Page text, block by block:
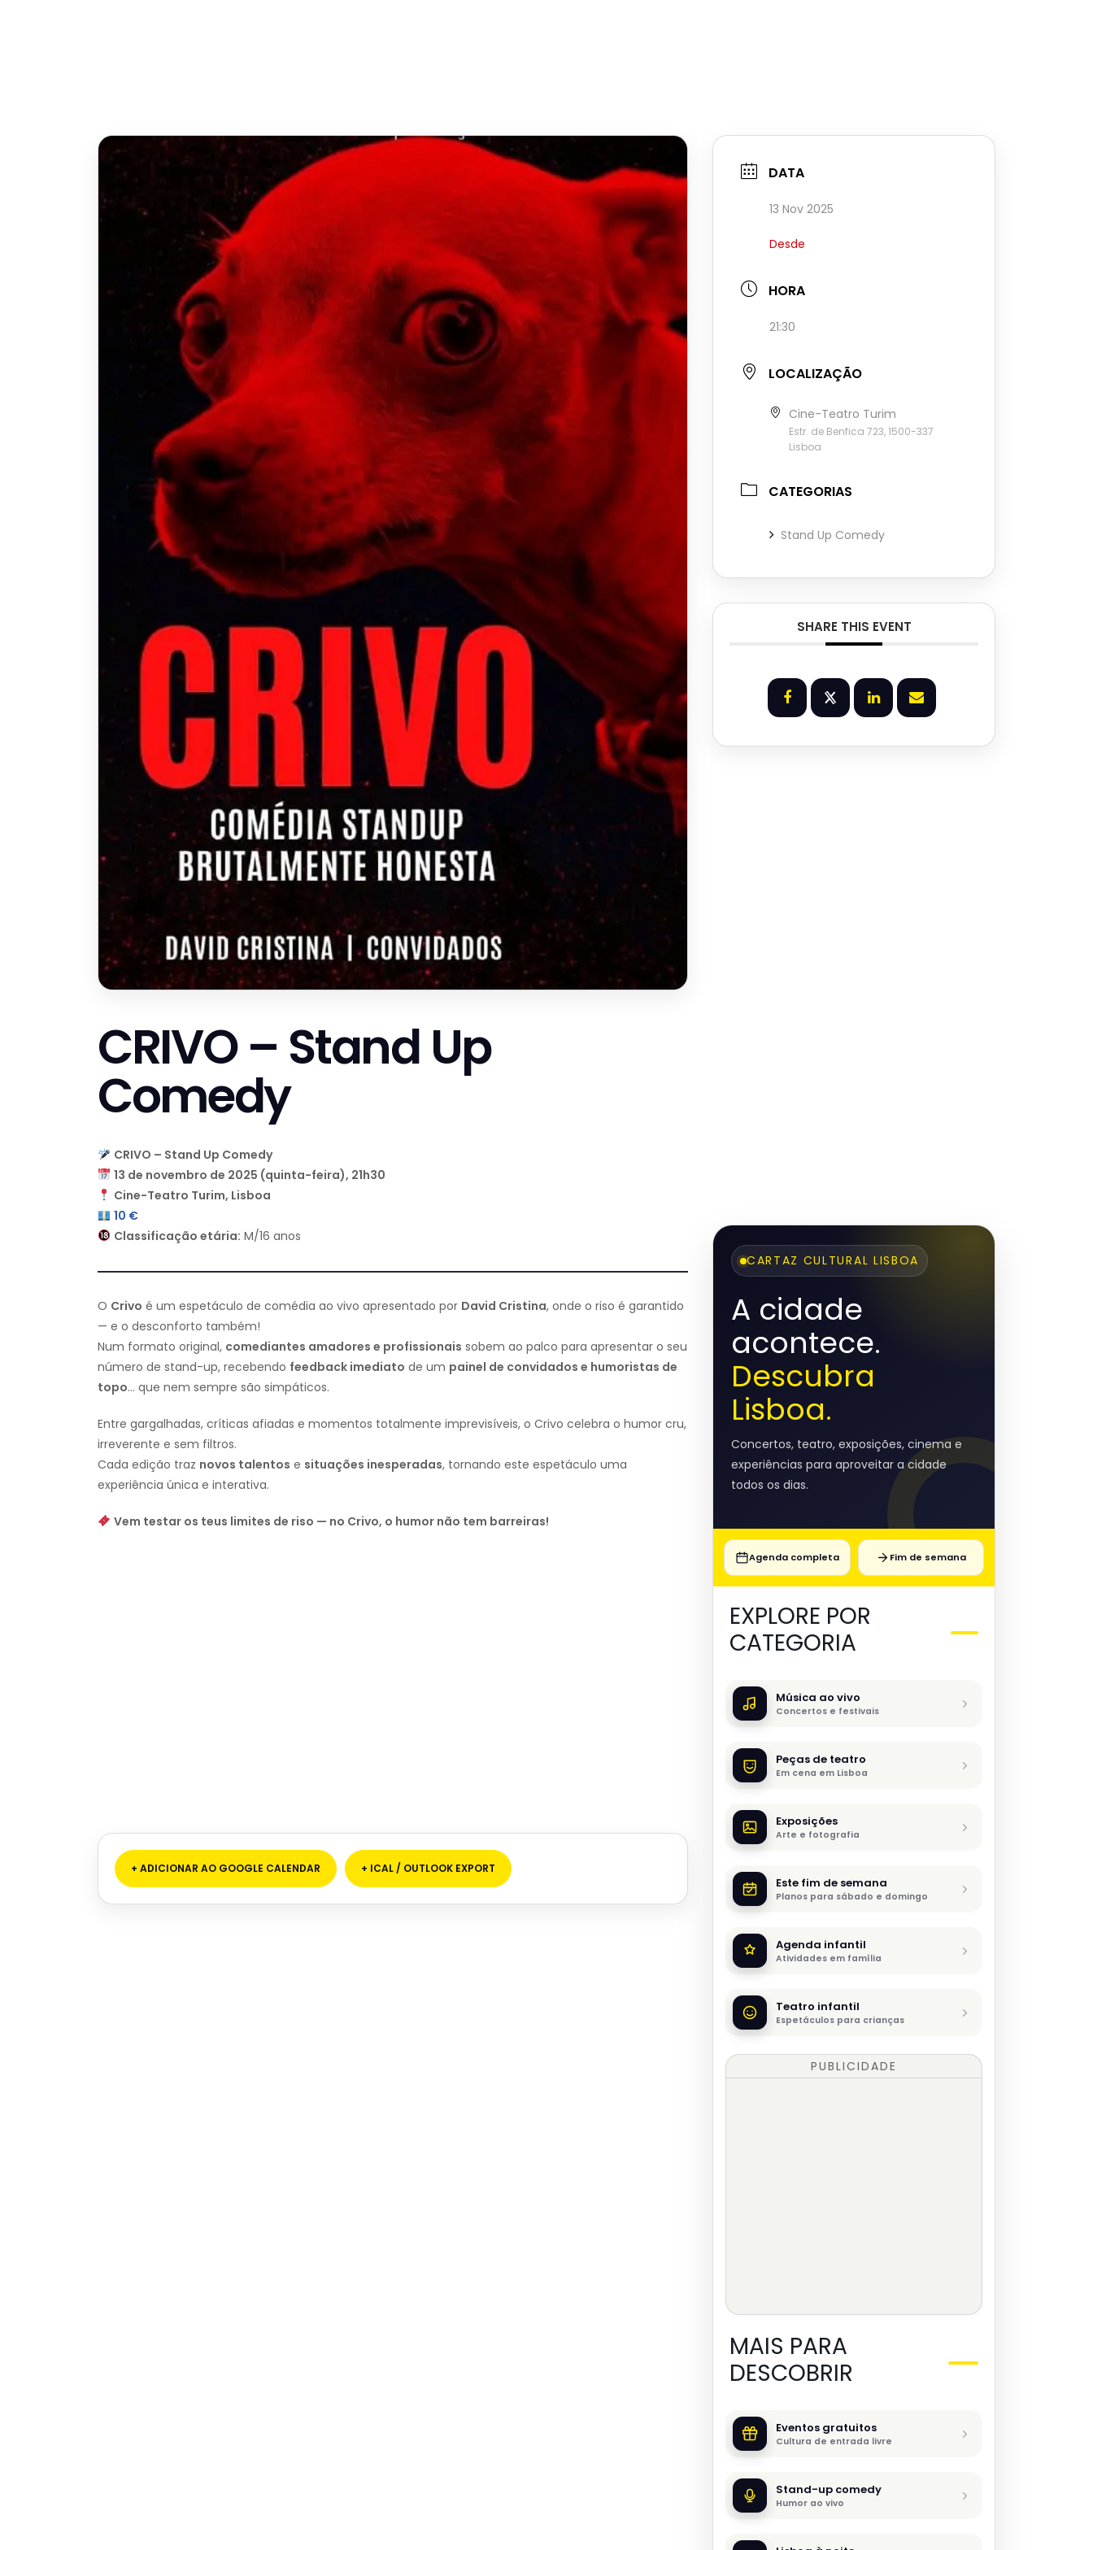
CRIVO – Stand Up
Comedy
CRIVO – Stand Up Comedy
13 de novembro de 2025 (quinta-feira), 21h30
Cine-Teatro Turim, Lisboa
10 €
Classificação etária: M/16 anos
O Crivo é um espetáculo de comédia ao vivo apresentado por David Cristina, onde o riso é garantido
— e o desconforto também!
Num formato original, comediantes amadores e profissionais sobem ao palco para apresentar o seu
número de stand-up, recebendo feedback imediato de um painel de convidados e humoristas de
topo… que nem sempre são simpáticos.
Entre gargalhadas, críticas afiadas e momentos totalmente imprevisíveis, o Crivo celebra o humor cru,
irreverente e sem filtros.
Cada edição traz novos talentos e situações inesperadas, tornando este espetáculo uma
experiência única e interativa.
Vem testar os teus limites de riso — no Crivo, o humor não tem barreiras!
+ ADICIONAR AO GOOGLE CALENDAR + ICAL / OUTLOOK EXPORT
DATA
13 Nov 2025
Desde
HORA
21:30
LOCALIZAÇÃO
Cine-Teatro Turim
Estr. de Benfica 723, 1500-337
Lisboa
CATEGORIAS
Stand Up Comedy
SHARE THIS EVENT
CARTAZ CULTURAL LISBOA
A cidade
acontece.
Descubra
Lisboa.
Concertos, teatro, exposições, cinema e
experiências para aproveitar a cidade
todos os dias.
Agenda completa Fim de semana
EXPLORE POR
CATEGORIA
Música ao vivo
Concertos e festivais
Peças de teatro
Em cena em Lisboa
Exposições
Arte e fotografia
Este fim de semana
Planos para sábado e domingo
Agenda infantil
Atividades em família
Teatro infantil
Espetáculos para crianças
PUBLICIDADE
MAIS PARA
DESCOBRIR
Eventos gratuitos
Cultura de entrada livre
Stand-up comedy
Humor ao vivo